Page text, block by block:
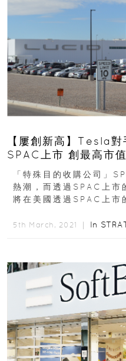
【屢創新高】Tesla
SPAC上市 創最高市
「特殊目的收購公司」
熱潮，而透過SPAC上市
將在美國透過SPAC上
5th March, 2021 ｜ In